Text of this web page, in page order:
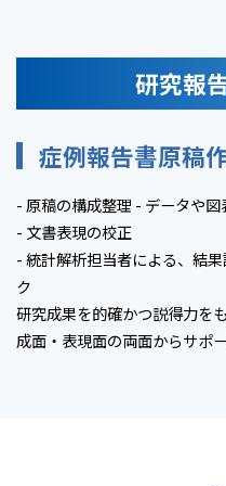
研究報
症例報告書原稿
- 原稿の構成整理 - データや
- 文書表現の校正
- 統計解析担当者による、結
ク
研究成果を的確かつ説得力を
成面・表現面の両面からサポー